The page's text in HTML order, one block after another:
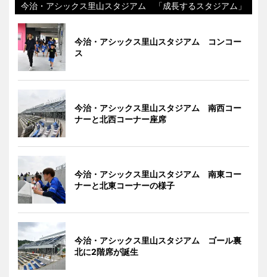
今治・アシックス里山スタジアム 「成長するスタジアム」
今治・アシックス里山スタジアム コンコー
ス
今治・アシックス里山スタジアム 南西コー
ナーと北西コーナー座席
今治・アシックス里山スタジアム 南東コー
ナーと北東コーナーの様子
今治・アシックス里山スタジアム ゴール裏
北に2階席が誕生